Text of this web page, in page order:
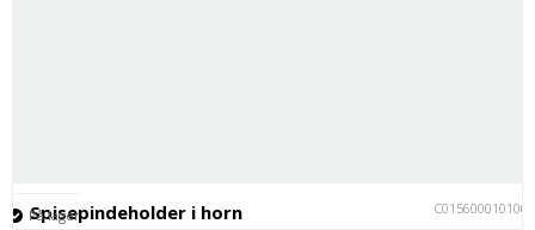
Spisepindeholder i horn C015600010100
På lager